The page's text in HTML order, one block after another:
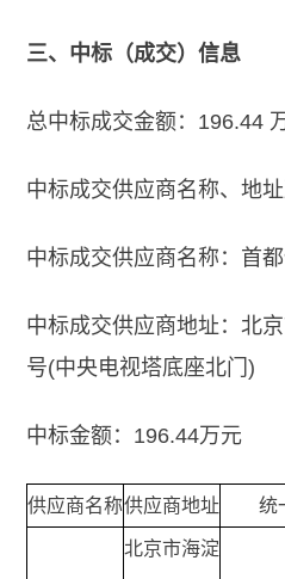
三、中标（成交）信息
总中标成交金额：196.44
中标成交供应商名称、地
中标成交供应商名称：首
中标成交供应商地址：北
号(中央电视塔底座北门)
中标金额：196.44万元
供应商名称供应商地址 统
北京市海淀